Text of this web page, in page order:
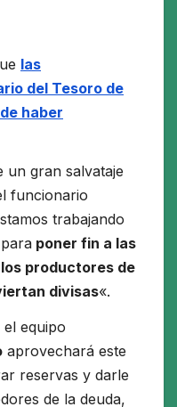
las
del Tesoro de
haber
un gran salvataje
funcionario
trabajando
poner fin a las
productores de
divisas«.
equipo
aprovechará este
reservas y darle
de la deuda,